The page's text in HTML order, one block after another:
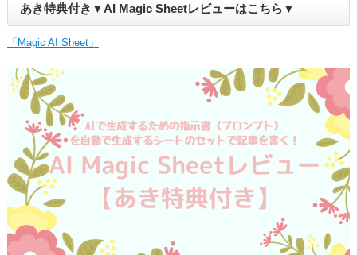
あき特典付き▼AI Magic Sheetレビューはこちら▼
「Magic AI Sheet」